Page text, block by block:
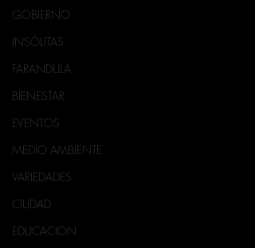
GOBIERNO
INSÓLITAS
FARANDULA
BIENESTAR
EVENTOS
MEDIO AMBIENTE
VARIEDADES
CIUDAD
EDUCACION